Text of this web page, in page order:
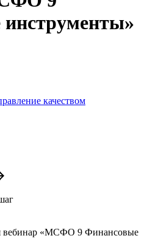
качеством
вебинар «МСФО 9 Финансовые